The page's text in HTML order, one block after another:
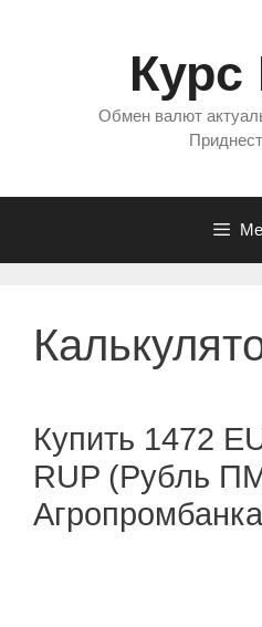
Обмен валют
Купить 1472
RUP (Рубль
Агропромбанка